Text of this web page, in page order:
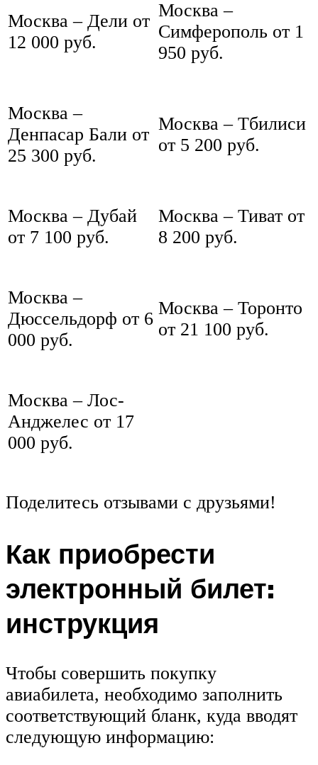
Москва – Дели от
12 000 руб.
Москва –
Симферополь от 1
950 руб.
Москва –
Денпасар Бали от
25 300 руб.
Москва – Тбилиси
от 5 200 руб.
Москва – Дубай
от 7 100 руб.
Москва – Тиват от
8 200 руб.
Москва –
Дюссельдорф от 6
000 руб.
Москва – Торонто
от 21 100 руб.
Москва – Лос-
Анджелес от 17
000 руб.
Поделитесь отзывами с друзьями!
Как приобрести
электронный билет:
инструкция
Чтобы совершить покупку
авиабилета, необходимо заполнить
соответствующий бланк, куда вводят
следующую информацию: